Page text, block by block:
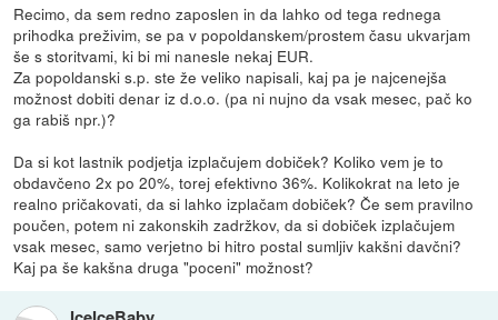
Recimo, da sem redno zaposlen in da lahko od tega rednega
prihodka preživim, se pa v popoldanskem/prostem času ukvarjam
še s storitvami, ki bi mi nanesle nekaj EUR.
Za popoldanski s.p. ste že veliko napisali, kaj pa je najcenejša
možnost dobiti denar iz d.o.o. (pa ni nujno da vsak mesec, pač ko
ga rabiš npr.)?
Da si kot lastnik podjetja izplačujem dobiček? Koliko vem je to
obdavčeno 2x po 20%, torej efektivno 36%. Kolikokrat na leto je
realno pričakovati, da si lahko izplačam dobiček? Če sem pravilno
poučen, potem ni zakonskih zadržkov, da si dobiček izplačujem
vsak mesec, samo verjetno bi hitro postal sumljiv kakšni davčni?
Kaj pa še kakšna druga "poceni" možnost?